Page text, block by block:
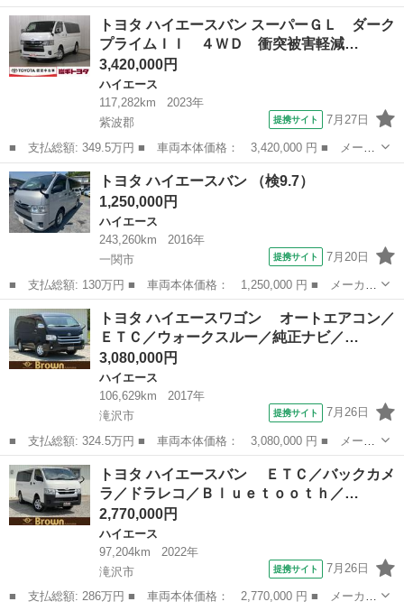
ー名： トヨタ ■ 車種名： ハイエースバン ■ グレード名： ス
ーパーＧＬ ダーク プライムＩＩ カロッツェリアメモリーナビ
フルセグ...
岩手 盛岡市 ハイエース
トヨタ ハイエースバン スーパーＧＬ ダーク
プライムＩＩ ４ＷＤ 衝突被害軽減…
3,420,000円
ハイエース
117,282km
2023年
紫波郡
提携サイト 7月27日
■ 支払総額: 349.5万円 ■ 車両本体価格： 3,420,000 円 ■ メーカ
ー名： トヨタ ■ 車種名： ハイエースバン ■ グレード名： ス
ーパーＧＬ ダークプライムＩＩ ４ＷＤ 衝突被害軽減システム
ディーゼ...
岩手 紫波郡 ハイエース
トヨタ ハイエースバン （検9.7）
1,250,000円
ハイエース
243,260km
2016年
一関市
提携サイト 7月20日
■ 支払総額: 130万円 ■ 車両本体価格： 1,250,000 円 ■ メーカー
名： トヨタ ■ 車種名： ハイエースバン ■ グレード名： ■
排気量： 3000cc ■ ドア枚数： 4D ■ ミッション： AT ...
岩手 一関市 ハイエース
トヨタ ハイエースワゴン オートエアコン／
ＥＴＣ／ウォークスルー／純正ナビ／…
3,080,000円
ハイエース
106,629km
2017年
滝沢市
提携サイト 7月26日
■ 支払総額: 324.5万円 ■ 車両本体価格： 3,080,000 円 ■ メーカ
ー名： トヨタ ■ 車種名： ハイエースワゴン ■ グレード
名： オートエアコン／ＥＴＣ／ウォークスルー／純正ナビ／ワン
セグＴＶ／フロ...
岩手 滝沢市 ハイエース
トヨタ ハイエースバン ＥＴＣ／バックカメ
ラ／ドラレコ／Ｂｌｕｅｔｏｏｔｈ／…
2,770,000円
ハイエース
97,204km
2022年
滝沢市
提携サイト 7月26日
■ 支払総額: 286万円 ■ 車両本体価格： 2,770,000 円 ■ メーカー